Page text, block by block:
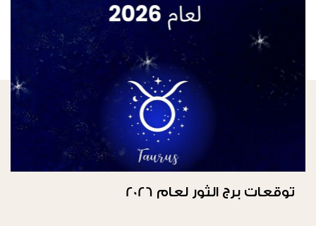
توقعات برج الثور لعام 2026